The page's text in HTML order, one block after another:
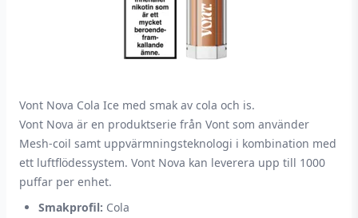
Vont Nova Cola Ice med smak av cola och is.
Vont Nova är en produktserie från Vont som använder
Mesh-coil samt uppvärmningsteknologi i kombination med
ett luftflödessystem. Vont Nova kan leverera upp till 1000
puffar per enhet.
Smakprofil: Cola